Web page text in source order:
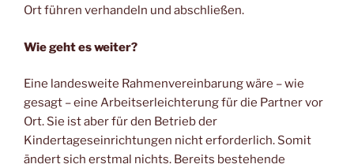
Ort führen verhandeln und abschließen.
Wie geht es weiter?
Eine landesweite Rahmenvereinbarung wäre – wie
gesagt – eine Arbeitserleichterung für die Partner vor
Ort. Sie ist aber für den Betrieb der
Kindertageseinrichtungen nicht erforderlich. Somit
ändert sich erstmal nichts. Bereits bestehende